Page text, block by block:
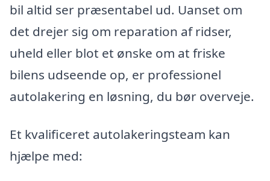
bil altid ser præsentabel ud. Uanset om
det drejer sig om reparation af ridser,
uheld eller blot et ønske om at friske
bilens udseende op, er professionel
autolakering en løsning, du bør overveje.
Et kvalificeret autolakeringsteam kan
hjælpe med: